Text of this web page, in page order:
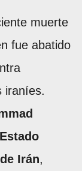
muerte
fue abatido
iraníes.
Estado
Irán,